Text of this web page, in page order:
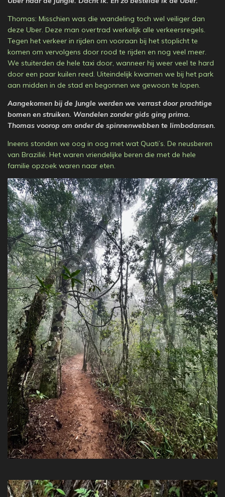
Thomas: Misschien was die wandeling toch wel veiliger dan
deze Uber. Deze man overtrad werkelijk alle verkeersregels.
Tegen het verkeer in rijden om vooraan bij het stoplicht te
komen om vervolgens door rood te rijden en nog veel meer.
We stuiterden de hele taxi door, wanneer hij weer veel te hard
door een paar kuilen reed. Uiteindelijk kwamen we bij het park
aan midden in de stad en begonnen we gewoon te lopen.
Aangekomen bij de Jungle werden we verrast door prachtige
bomen en struiken. Wandelen zonder gids ging prima.
Thomas voorop om onder de spinnenwebben te limbodansen.
Ineens stonden we oog in oog met wat Quati’s. De neusberen
van Brazilië. Het waren vriendelijke beren die met de hele
familie opzoek waren naar eten.